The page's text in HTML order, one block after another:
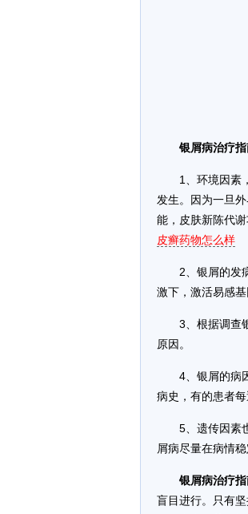
银屑病治疗
1、环境因素
发生。因为一旦
能，皮肤新陈代
皮癣药物怎么样
2、银屑的发
激下，激活易感
3、根据调查
原因。
4、银屑的病
病史，有的患者
5、遗传因素
屑病尽量在病情稳
银屑病治疗
盲目进行。只有